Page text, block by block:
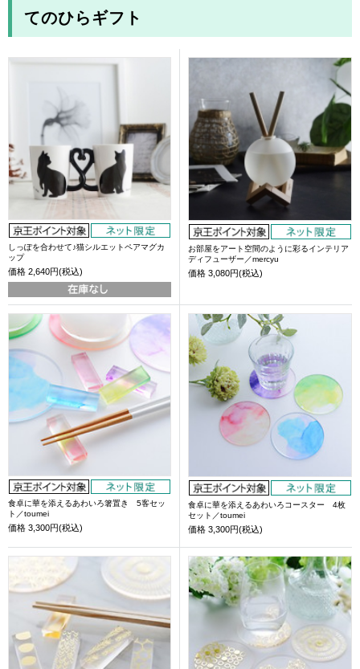
てのひらギフト
しっぽを合わせて♪猫シルエットペアマグカ
ップ
価格 2,640円(税込)
お部屋をアート空間のように彩るインテリア
ディフューザー／mercyu
価格 3,080円(税込)
食卓に華を添えるあわいろ箸置き 5客セッ
ト／toumei
価格 3,300円(税込)
食卓に華を添えるあわいろコースター 4枚
セット／toumei
価格 3,300円(税込)